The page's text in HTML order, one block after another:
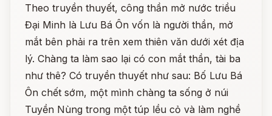
Theo truyền thuyết, công thần mở nước triều
Đại Minh là Lưu Bá Ôn vốn là người thần, mở
mắt bên phải ra trên xem thiên văn dưới xét địa
lý. Chàng ta làm sao lại có con mắt thần, tài ba
như thê? Có truyền thuyết như sau: Bố Lưu Bá
Ôn chết sớm, một mình chàng ta sống ở núi
Tuyền Nùng trong một túp lều cỏ và làm nghề